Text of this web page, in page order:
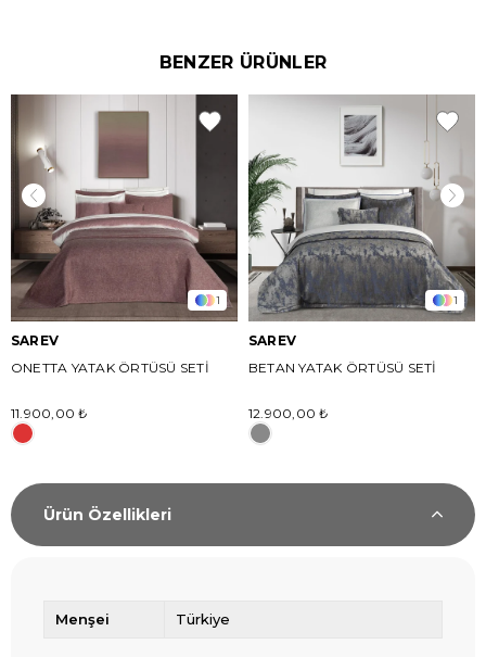
BENZER ÜRÜNLER
1
SAREV
ONETTA YATAK ÖRTÜSÜ SETİ
11.900,00 ₺
1
SAREV
BETAN YATAK ÖRTÜSÜ SETİ
12.900,00 ₺
Ürün Özellikleri
Menşei Türkiye